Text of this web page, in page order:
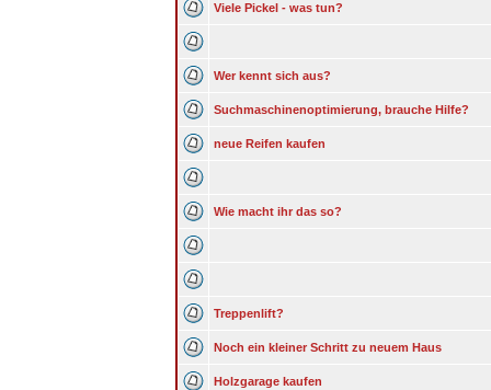
Viele Pickel - was tun?
Wer kennt sich aus?
Suchmaschinenoptimierung, brauche Hilfe?
neue Reifen kaufen
Wie macht ihr das so?
Treppenlift?
Noch ein kleiner Schritt zu neuem Haus
Holzgarage kaufen